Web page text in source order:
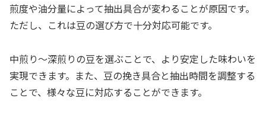
煎度や油分量によって抽出具合が変わることが原因です。
ただし、これは豆の選び方で十分対応可能です。
中煎り～深煎りの豆を選ぶことで、より安定した味わいを
実現できます。また、豆の挽き具合と抽出時間を調整する
ことで、様々な豆に対応することができます。